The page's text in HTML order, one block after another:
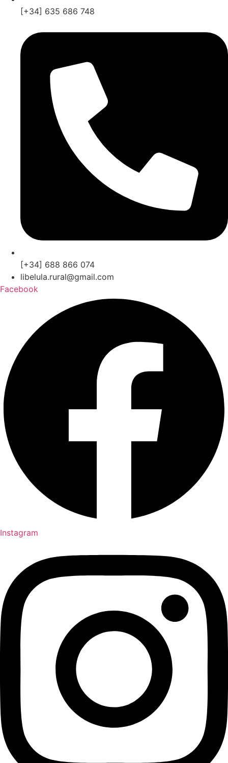
[+34] 635 686 748
[+34] 688 866 074
libelula.rural@gmail.com
Facebook
Instagram